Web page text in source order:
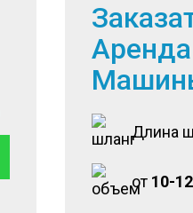
Длина
от 10-